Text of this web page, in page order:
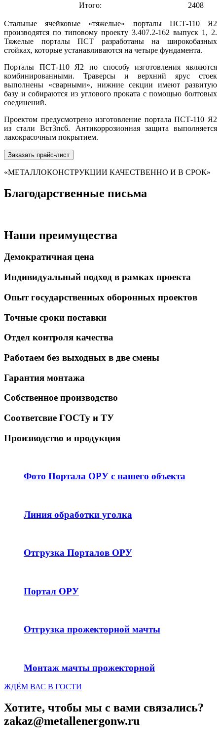
Итого: 2408
Стальные ячейковые «тяжелые» порталы ПСТ-110 Я2
производятся по типовому проекту 3.407.2-162 выпуск 1, 2.
Тяжелые порталы ПСТ разработаны на широкобазных
стойках, которые устанавливаются на четыре фундамента.
Порталы ПСТ-110 Я2 по способу изготовления являются
комбинированными. Траверсы и верхний ярус стоек
выполнены «сварными», нижние секции имеют развитую
базу и собираются из углового проката с помощью болтовых
соединений.
Проектом предусмотрено изготовление портала ПСТ-110 Я2
из стали Вст3пс6. Антикоррозионная защита выполняется
лакокрасочным покрытием.
Заказать прайс-лист
«МЕТАЛЛОКОНСТРУКЦИИ КАЧЕСТВЕННО И В СРОК»
Благодарственные письма
Наши преимущества
Демократичная цена
Индивидуальный подход в рамках проекта
Опыт государственных оборонных проектов
Точные сроки поставки
Отдел контроля качества
Работаем без выходных в две смены
Гарантия монтажа
Собственное производство
Соответсвие ГОСТу и ТУ
Производство и продукция
Фото Портала ОРУ с нашего объекта
Линия обработки уголка
Отгрузка Порталов ОРУ
Портал ОРУ
Отгрузка прожекторной мачты
Монтаж мачты прожекторной
ЖДЁМ ВАС В ГОСТИ
Хотите, чтобы мы с вами связались?
zakaz@metallenergonw.ru